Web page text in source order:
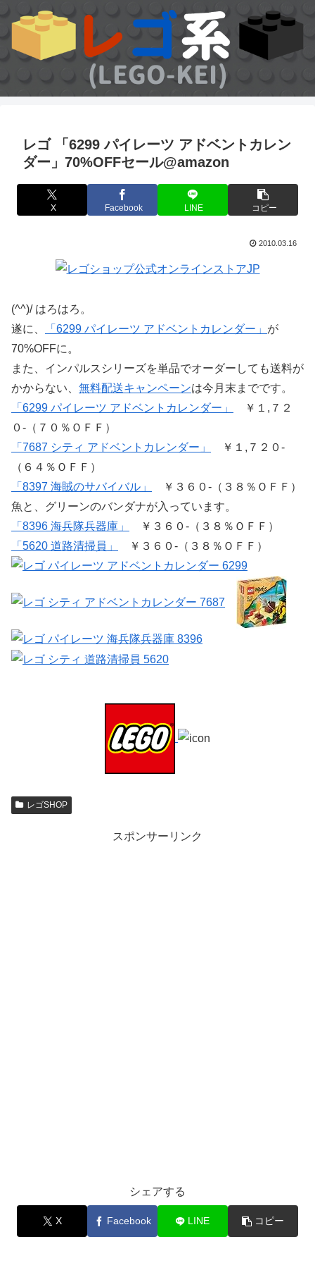
レゴ 「6299 パイレーツ アドベントカレン
ダー」70%OFFセール@amazon
X Facebook LINE コピー
2010.03.16
(^^)/ はろはろ。
遂に、
「6299 パイレーツ アドベントカレンダー」 が
70%OFFに。
また、インパルスシリーズを単品でオーダーしても送料が
かからない、 無料配送キャンペーンは今月末までです。
「6299 パイレーツ アドベントカレンダー」
￥１,７２
０-（７０％ＯＦＦ）
「7687 シティ アドベントカレンダー」
￥１,７２０-
（６４％ＯＦＦ）
「8397 海賊のサバイバル」
￥３６０-（３８％ＯＦＦ）
魚と、グリーンのバンダナが入っています。
「8396 海兵隊兵器庫」
￥３６０-（３８％ＯＦＦ）
「5620 道路清掃員」
￥３６０-（３８％ＯＦＦ）
レゴSHOP
スポンサーリンク
シェアする
X Facebook LINE コピー